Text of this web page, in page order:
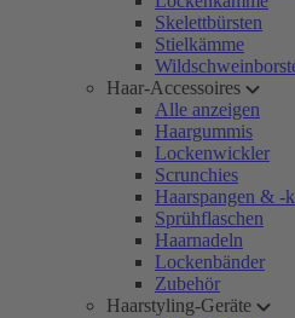
Skelettbürsten
Stielkämme
Haar-Accessoires
Alle anzeigen
Haargummis
Lockenwickler
Scrunchies
Haarspangen & -
Sprühflaschen
Haarnadeln
Lockenbänder
Zubehör
Haarstyling-Geräte